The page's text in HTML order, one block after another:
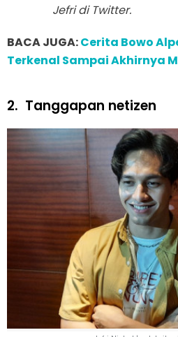
Jefri di Twitter.
BACA JUGA:Cerita Bowo
Terkenal Sampai Akhirnya
2. Tanggapan netizen